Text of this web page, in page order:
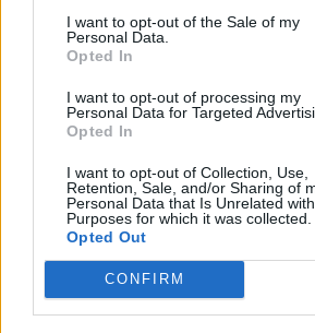
I want to opt-out of the Sale of my
Personal Data.
Opted In
I want to opt-out of processing my
Personal Data for Targeted
Opted In
I want to opt-out of Collection, Use,
Retention, Sale, and/or Sharing of
Personal Data that Is Unrelated
Purposes for which it was collected.
Opted Out
CONFIRM
συμβάσεων το
Apollo Global
δισ. δολαρίων -
Στέλιου
06/08/26 |18:31
Σαμοθράκη: Σε
πλατφόρμα
για το ειδικό